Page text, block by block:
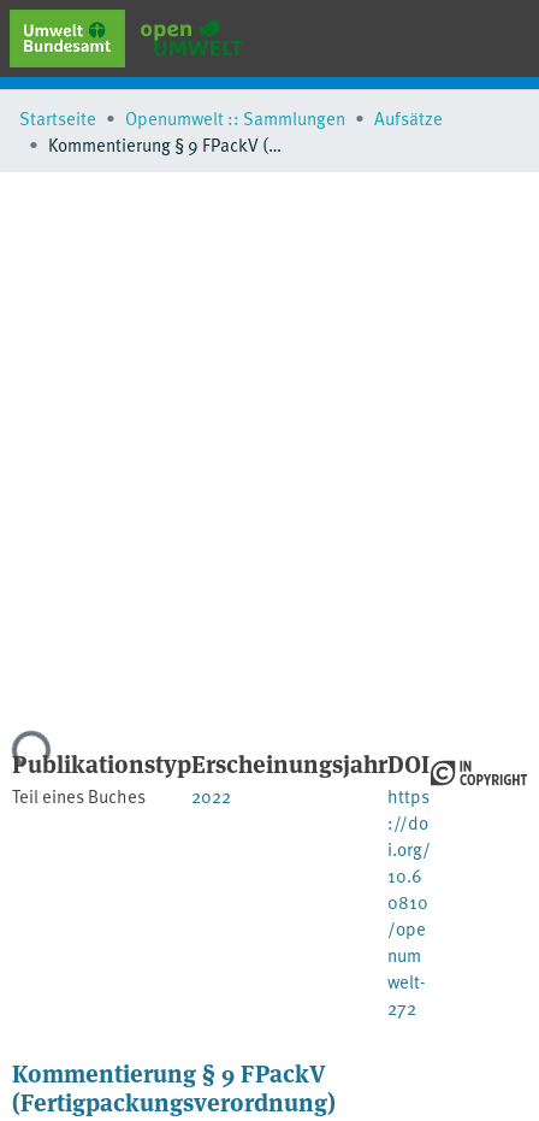
erweiterte Suche
Browse
Startseite Openumwelt :: Sammlungen
Aufsätze
Kommentierung § 9 FPackV (Fertigpackungsverordnung)
Publikationstyp
Teil eines Buches
Erscheinungsjahr
2022
DOI
https
://do
i.org/
10.6
0810
/ope
num
welt-
272
Kommentierung § 9 FPackV
(Fertigpackungsverordnung)